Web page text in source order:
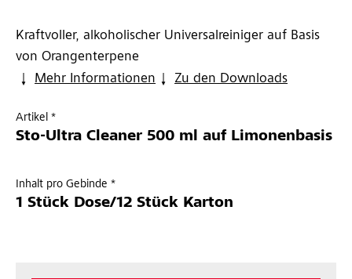
Kraftvoller, alkoholischer Universalreiniger auf Basis
von Orangenterpene
Mehr Informationen
Zu den Downloads
Artikel *
Sto-Ultra Cleaner 500 ml auf Limonenbasis
Inhalt pro Gebinde *
1 Stück Dose/12 Stück Karton